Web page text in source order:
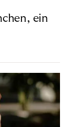
ein